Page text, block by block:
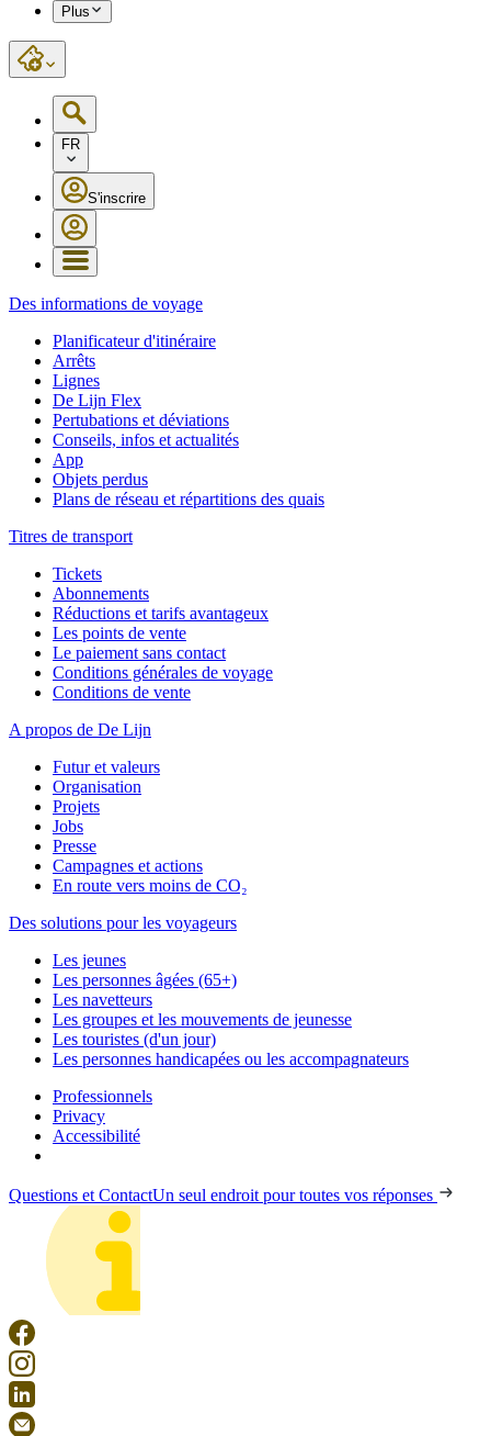
Plus
FR
S'inscrire
Des informations de voyage
Planificateur d'itinéraire
Arrêts
Lignes
De Lijn Flex
Pertubations et déviations
Conseils, infos et actualités
App
Objets perdus
Plans de réseau et répartitions des quais
Titres de transport
Tickets
Abonnements
Réductions et tarifs avantageux
Les points de vente
Le paiement sans contact
Conditions générales de voyage
Conditions de vente
A propos de De Lijn
Futur et valeurs
Organisation
Projets
Jobs
Presse
Campagnes et actions
En route vers moins de CO₂
Des solutions pour les voyageurs
Les jeunes
Les personnes âgées (65+)
Les navetteurs
Les groupes et les mouvements de jeunesse
Les touristes (d'un jour)
Les personnes handicapées ou les accompagnateurs
Professionnels
Privacy
Accessibilité
Questions et ContactUn seul endroit pour toutes vos réponses